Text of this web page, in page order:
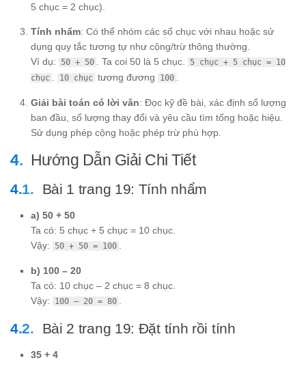
5 chục = 2 chục).
Tính nhẩm: Có thể nhóm các số chục với nhau hoặc sử
dụng quy tắc tương tự như cộng/trừ thông thường.
Ví dụ:
50 + 50 . Ta coi 50 là 5 chục.
5 chục + 5 chục = 10
chục
10 chục tương đương 100
Giải bài toán có lời văn: Đọc kỹ đề bài, xác định số lượng
ban đầu, số lượng thay đổi và yêu cầu tìm tổng hoặc hiệu.
Sử dụng phép cộng hoặc phép trừ phù hợp.
Hướng Dẫn Giải Chi Tiết
Bài 1 trang 19: Tính nhẩm
a) 50 + 50
Ta có: 5 chục + 5 chục = 10 chục.
Vậy:
50 + 50 = 100
b) 100 – 20
Ta có: 10 chục – 2 chục = 8 chục.
Vậy:
100 – 20 = 80 .
Bài 2 trang 19: Đặt tính rồi tính
35 + 4